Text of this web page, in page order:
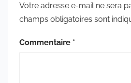
Votre adresse e-mail ne sera
champs obligatoires sont
Commentaire *